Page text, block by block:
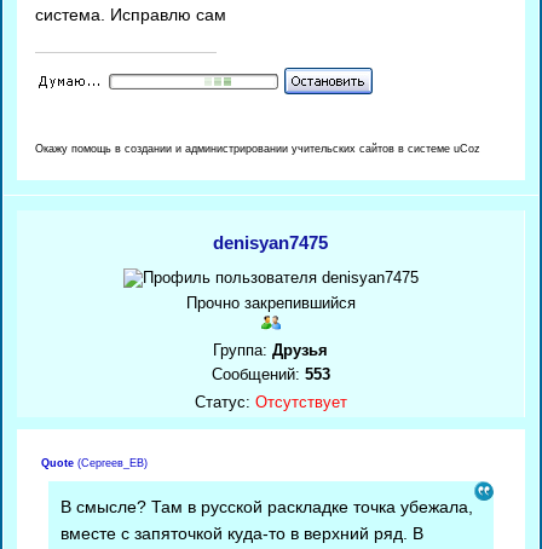
система. Исправлю сам
Окажу помощь в создании и администрировании учительских сайтов в системе uCoz
denisyan7475
Прочно закрепившийся
Группа: Друзья
Сообщений: 553
Статус: Отсутствует
Quote (Сергеев_ЕВ)
В смысле? Там в русской раскладке точка убежала,
вместе с запяточкой куда-то в верхний ряд. В